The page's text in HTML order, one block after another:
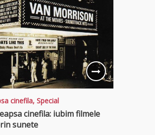
cinefila, Special
cinefila: iubim filmele
sunete